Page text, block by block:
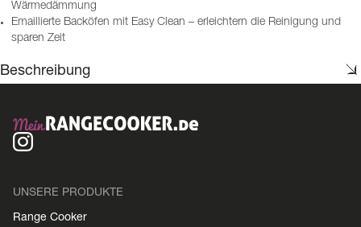
Wärmedämmung
Emaillierte Backöfen mit Easy Clean – erleichtern die Reinigung und
sparen Zeit
Beschreibung
UNSERE PRODUKTE
Range Cooker